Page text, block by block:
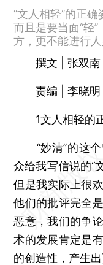
“文人相轻”的正确
而且是要当面“轻”
方，更不能进行人
撰文 | 张双南
责编 | 李晓明
1文人相轻的
“妙清”的这个
众给我写信说的“
但是我实际上很
他们的批评完全
恶意，我们的争
术的发展肯定是
的创造性，产生